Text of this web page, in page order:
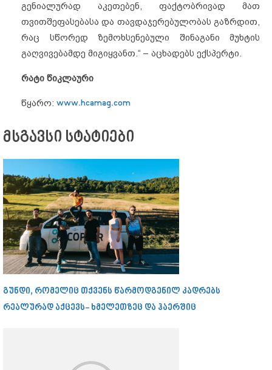
გენიალურად აკეთებენ, ფაქტობრივად მათ
თვითშეფასებასა და თავდაჯერებულობას გაზრდით,
რაც სწორედ ზემოხსენებული შინაგანი მუხტის
გაღვივებამდე მიგიყვანთ.“ – აცხადებს ექსპერტი.
რატი წიკლაური
წყარო: www.hcamag.com
მსგავსი სტატიები
გუნდი, რომელიც თქვენს წარმოდგენილ კადრებს
რეალურად აქცევს- ხმელეთზეც და ჰაერშიც